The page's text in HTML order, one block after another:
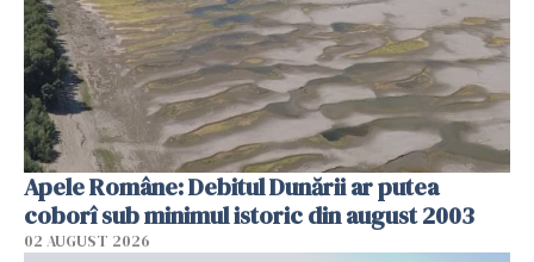
Apele Române: Debitul Dunării ar putea
coborî sub minimul istoric din august 2003
02 AUGUST 2026